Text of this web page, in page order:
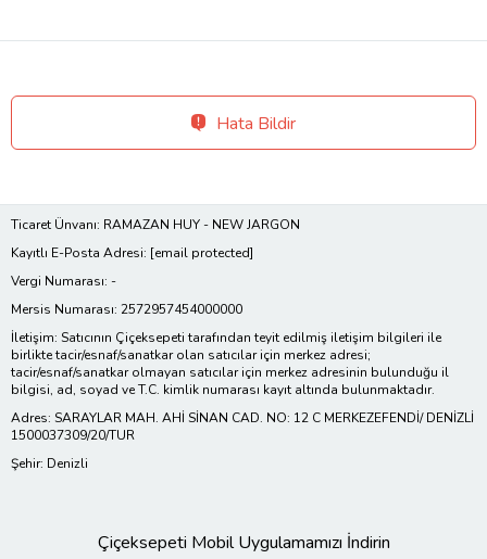
Hata Bildir
Ticaret Ünvanı: RAMAZAN HUY - NEW JARGON
Kayıtlı E-Posta Adresi: [email protected]
Vergi Numarası: -
Mersis Numarası: 2572957454000000
İletişim: Satıcının Çiçeksepeti tarafından teyit edilmiş iletişim bilgileri ile
birlikte tacir/esnaf/sanatkar olan satıcılar için merkez adresi;
tacir/esnaf/sanatkar olmayan satıcılar için merkez adresinin bulunduğu il
bilgisi, ad, soyad ve T.C. kimlik numarası kayıt altında bulunmaktadır.
Adres: SARAYLAR MAH. AHİ SİNAN CAD. NO: 12 C MERKEZEFENDİ/ DENİZLİ
1500037309/20/TUR
Şehir: Denizli
Çiçeksepeti Mobil Uygulamamızı İndirin